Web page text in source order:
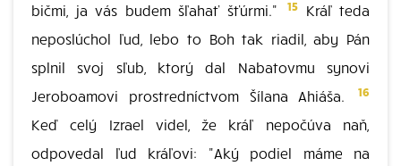
bičmi, ja vás budem šľahať šťúrmi."
15 Kráľ teda
neposlúchol ľud, lebo to Boh tak riadil, aby Pán
splnil svoj sľub, ktorý dal Nabatovmu synovi
Jeroboamovi prostredníctvom Šílana Ahiáša.
16
Keď celý Izrael videl, že kráľ nepočúva naň,
odpovedal ľud kráľovi: "Aký podiel máme na